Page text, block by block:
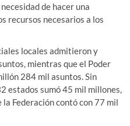
de hacer una
recursos necesarios a los
locales admitieron y
mientras que el Poder
284 mil asuntos. Sin
estados sumó 45 mil millones,
Federación contó con 77 mil